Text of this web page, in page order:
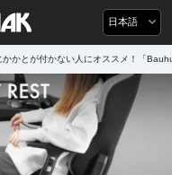
日本語
かとが付かない人にオススメ！「